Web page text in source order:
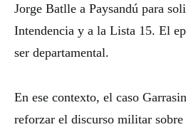
Jorge Batlle a Paysandú para
Intendencia y a la Lista 15. El
ser departamental.
En ese contexto, el caso
reforzar el discurso militar sobre